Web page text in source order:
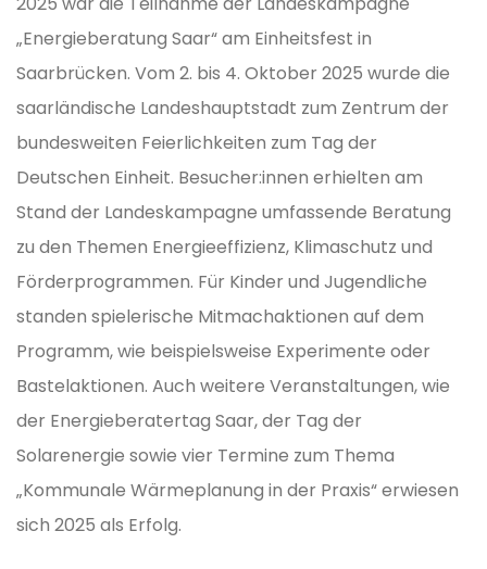
„Energieberatung Saar“ am Einheitsfest in
Saarbrücken. Vom 2. bis 4. Oktober 2025 wurde die
saarländische Landeshauptstadt zum Zentrum der
bundesweiten Feierlichkeiten zum Tag der
Deutschen Einheit. Besucher:innen erhielten am
Stand der Landeskampagne umfassende Beratung
zu den Themen Energieeffizienz, Klimaschutz und
Förderprogrammen. Für Kinder und Jugendliche
standen spielerische Mitmachaktionen auf dem
Programm, wie beispielsweise Experimente oder
Bastelaktionen. Auch weitere Veranstaltungen, wie
der Energieberatertag Saar, der Tag der
Solarenergie sowie vier Termine zum Thema
„Kommunale Wärmeplanung in der Praxis“ erwiesen
sich 2025 als Erfolg.